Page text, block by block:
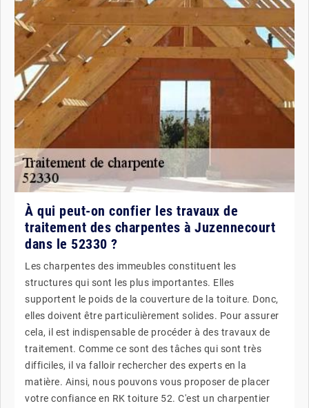
À qui peut-on confier les travaux de
traitement des charpentes à Juzennecourt
dans le 52330 ?
Les charpentes des immeubles constituent les
structures qui sont les plus importantes. Elles
supportent le poids de la couverture de la toiture. Donc,
elles doivent être particulièrement solides. Pour assurer
cela, il est indispensable de procéder à des travaux de
traitement. Comme ce sont des tâches qui sont très
difficiles, il va falloir rechercher des experts en la
matière. Ainsi, nous pouvons vous proposer de placer
votre confiance en RK toiture 52. C'est un charpentier